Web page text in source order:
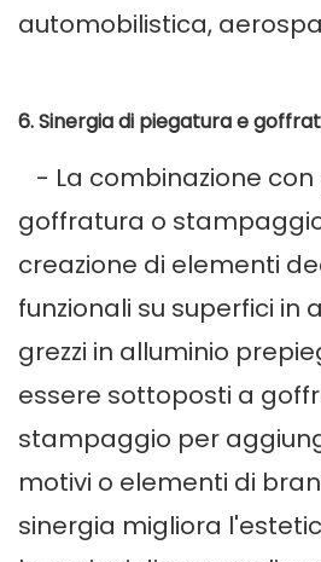
automobilistica,
6. Sinergia di piegatura e
- La combinazione con
goffratura o
creazione di elementi
funzionali su superfici in
grezzi in alluminio
essere sottoposti a
stampaggio per
motivi o elementi di
sinergia migliora